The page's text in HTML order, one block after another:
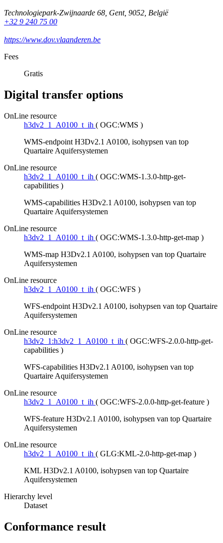
Technologiepark-Zwijnaarde 68, Gent, 9052, België
+32 9 240 75 00
https://www.dov.vlaanderen.be
Fees
Gratis
Digital transfer options
OnLine resource
h3dv2_1_A0100_t_ih ( OGC:WMS )
WMS-endpoint H3Dv2.1 A0100, isohypsen van top
Quartaire Aquifersystemen
OnLine resource
h3dv2_1_A0100_t_ih ( OGC:WMS-1.3.0-http-get-
capabilities )
WMS-capabilities H3Dv2.1 A0100, isohypsen van top
Quartaire Aquifersystemen
OnLine resource
h3dv2_1_A0100_t_ih ( OGC:WMS-1.3.0-http-get-map )
WMS-map H3Dv2.1 A0100, isohypsen van top Quartaire
Aquifersystemen
OnLine resource
h3dv2_1_A0100_t_ih ( OGC:WFS )
WFS-endpoint H3Dv2.1 A0100, isohypsen van top Quartaire
Aquifersystemen
OnLine resource
h3dv2_1:h3dv2_1_A0100_t_ih ( OGC:WFS-2.0.0-http-get-
capabilities )
WFS-capabilities H3Dv2.1 A0100, isohypsen van top
Quartaire Aquifersystemen
OnLine resource
h3dv2_1_A0100_t_ih ( OGC:WFS-2.0.0-http-get-feature )
WFS-feature H3Dv2.1 A0100, isohypsen van top Quartaire
Aquifersystemen
OnLine resource
h3dv2_1_A0100_t_ih ( GLG:KML-2.0-http-get-map )
KML H3Dv2.1 A0100, isohypsen van top Quartaire
Aquifersystemen
Hierarchy level
Dataset
Conformance result